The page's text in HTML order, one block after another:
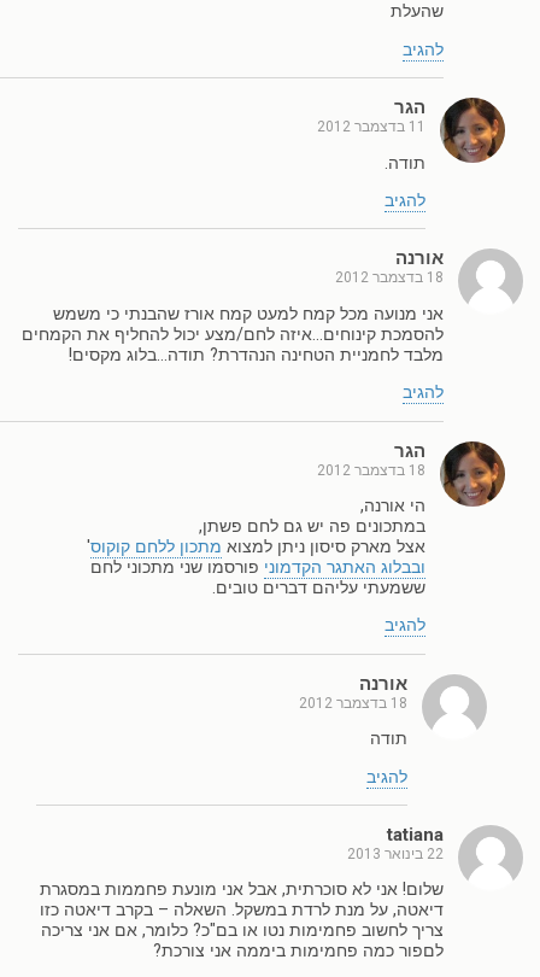
שהעלת
להגיב
הגר
11 בדצמבר 2012
תודה.
להגיב
אורנה
18 בדצמבר 2012
אני מנועה מכל קמח למעט קמח אורז שהבנתי כי משמש
להסמכת קינוחים…איזה לחם/מצע יכול להחליף את הקמחים
מלבד לחמניית הטחינה הנהדרת? תודה…בלוג מקסים!
להגיב
הגר
18 בדצמבר 2012
הי אורנה,
במתכונים פה יש גם לחם פשתן,
אצל מארק סיסון ניתן למצוא מתכון ללחם קוקוס'
ובבלוג האתגר הקדמוני פורסמו שני מתכוני לחם
ששמעתי עליהם דברים טובים.
להגיב
אורנה
18 בדצמבר 2012
תודה
להגיב
tatiana
22 בינואר 2013
שלום! אני לא סוכרתית, אבל אני מונעת פחממות במסגרת
דיאטה, על מנת לרדת במשקל. השאלה – בקרב דיאטה כזו
צריך לחשוב פחמימות נטו או בם"כ? כלומר, אם אני צריכה
לםפור כמה פחמימות ביממה אני צורכת?